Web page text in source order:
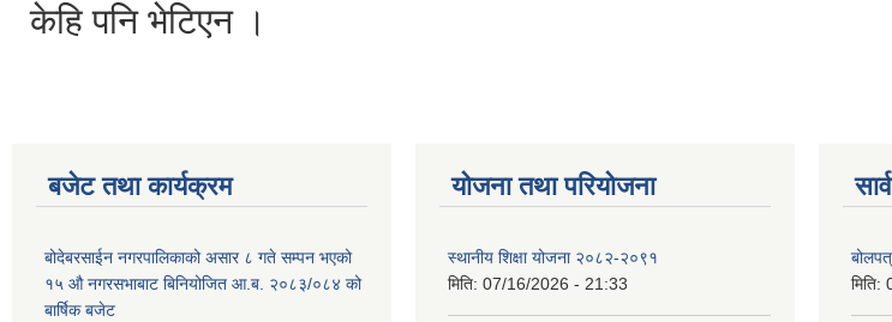
केहि पनि भेटिएन ।
बजेट तथा कार्यक्रम
बोदेबरसाईन नगरपालिकाको असार ८ गते सम्पन भएको
१५ ‍‍‍औ नगरसभाबाट बिनियोजित आ.ब. २०८३/०८४ को
बार्षिक बजेट
योजना तथा परियोजना
स्थानीय शिक्षा योजना २०८२-२०९१
मिति: 07/16/2026 - 21:33
मिति: